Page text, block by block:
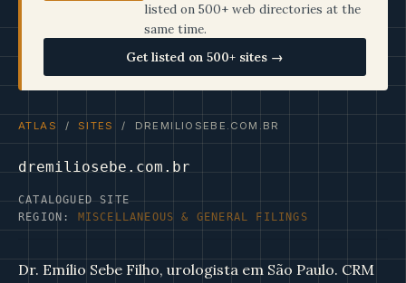
listed on 500+ web directories at the
same time.
Get listed on 500+ sites →
ATLAS / SITES / DREMILIOSEBE.COM.BR
dremiliosebe.com.br
CATALOGUED SITE
REGION: MISCELLANEOUS & GENERAL FILINGS
Dr. Emílio Sebe Filho, urologista em São Paulo. CRM